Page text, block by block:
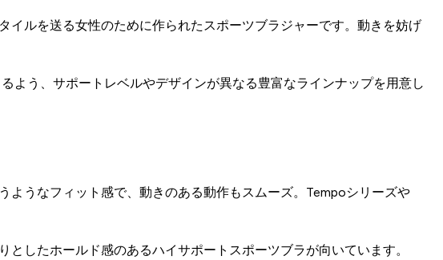
ルを送る女性のために作られたスポーツブラジャーです。動きを妨げ
よう、サポートレベルやデザインが異なる豊富なラインナップを用意し
うなフィット感で、動きのある動作もスムーズ。Tempoシリーズや
したホールド感のあるハイサポートスポーツブラが向いています。